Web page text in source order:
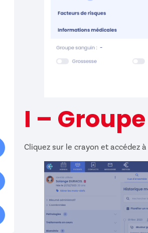
I –
Cliquez sur le crayon et accédez